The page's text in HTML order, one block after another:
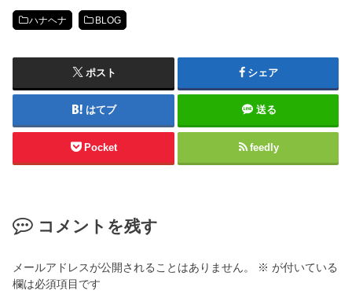
ハナヘナ BLOG
ポスト シェア
はてブ 送る
Pocket feedly
コメントを残す
メールアドレスが公開されることはありません。 ※ が付いている
欄は必須項目です